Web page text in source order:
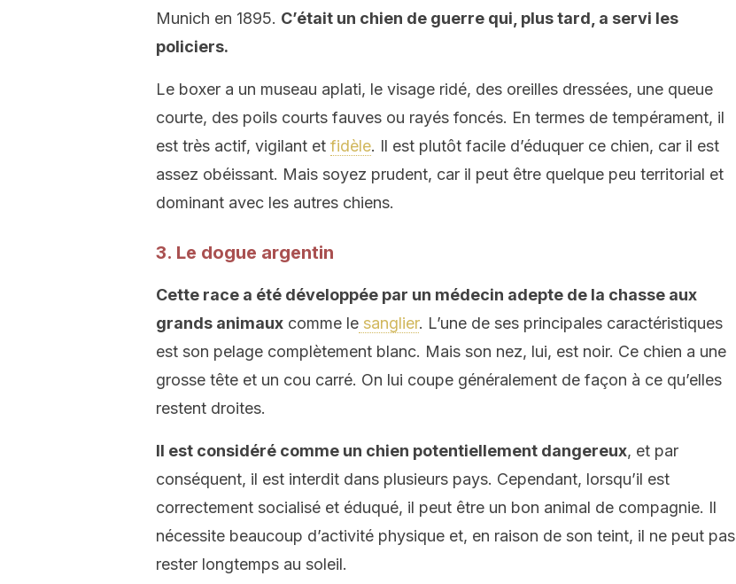
Munich en 1895. C’était un chien de guerre qui, plus tard, a servi les
policiers.
Le boxer a un museau aplati, le visage ridé, des oreilles dressées, une queue
courte, des poils courts fauves ou rayés foncés. En termes de tempérament, il
est très actif, vigilant et fidèle. Il est plutôt facile d’éduquer ce chien, car il est
assez obéissant. Mais soyez prudent, car il peut être quelque peu territorial et
dominant avec les autres chiens.
3. Le dogue argentin
Cette race a été développée par un médecin adepte de la chasse aux
grands animaux comme le sanglier. L’une de ses principales caractéristiques
est son pelage complètement blanc. Mais son nez, lui, est noir. Ce chien a une
grosse tête et un cou carré. On lui coupe généralement de façon à ce qu’elles
restent droites.
Il est considéré comme un chien potentiellement dangereux, et par
conséquent, il est interdit dans plusieurs pays. Cependant, lorsqu’il est
correctement socialisé et éduqué, il peut être un bon animal de compagnie. Il
nécessite beaucoup d’activité physique et, en raison de son teint, il ne peut pas
rester longtemps au soleil.